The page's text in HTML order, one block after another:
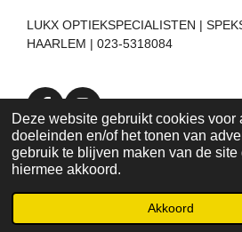
Deze website gebruikt cookies voor
doeleinden en/of het tonen van
gebruik te blijven maken van de site
hiermee akkoord.
Akkoord
LUKX OPTIEKSPECIALISTEN |
HAARLEM | 023-5318084
F
a
c
e
o
I
n
s
t
g
Telefoonnummer